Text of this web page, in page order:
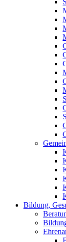
Bildung,